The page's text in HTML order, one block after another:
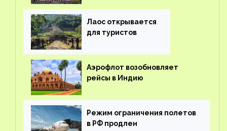
вывоз россиян из-за рубежа
Лаос открывается
для туристов
Аэрофлот возобновляет
рейсы в Индию
Режим ограничения полетов
в РФ продлен